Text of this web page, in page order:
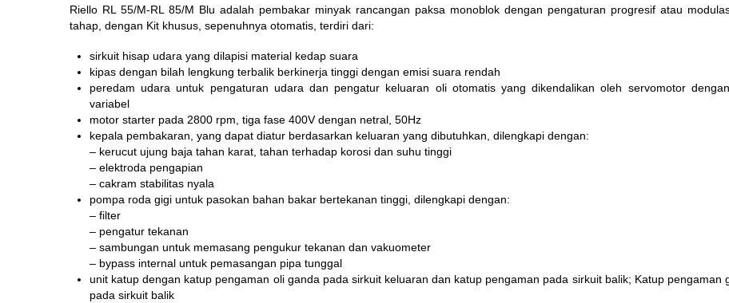
Riello RL 55/M-RL 85/M Blu adalah pembakar minyak rancangan paksa monoblok dengan pengaturan progresif atau
tahap, dengan Kit khusus, sepenuhnya otomatis, terdiri dari:
sirkuit hisap udara yang dilapisi material kedap suara
kipas dengan bilah lengkung terbalik berkinerja tinggi dengan emisi suara rendah
peredam udara untuk pengaturan udara dan pengatur keluaran oli otomatis yang dikendalikan oleh servomotor
variabel
motor starter pada 2800 rpm, tiga fase 400V dengan netral, 50Hz
kepala pembakaran, yang dapat diatur berdasarkan keluaran yang dibutuhkan, dilengkapi dengan:
– kerucut ujung baja tahan karat, tahan terhadap korosi dan suhu tinggi
– elektroda pengapian
– cakram stabilitas nyala
pompa roda gigi untuk pasokan bahan bakar bertekanan tinggi, dilengkapi dengan:
– filter
– pengatur tekanan
– sambungan untuk memasang pengukur tekanan dan vakuometer
– bypass internal untuk pemasangan pipa tunggal
unit katup dengan katup pengaman oli ganda pada sirkuit keluaran dan katup pengaman pada sirkuit balik; Katup pengaman
pada sirkuit balik